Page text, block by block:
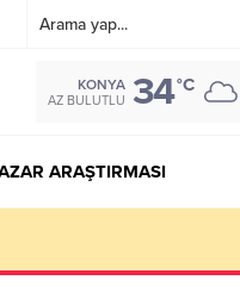
KONYA
AZ BULUTLU 34°C
ARAŞTIRMASI